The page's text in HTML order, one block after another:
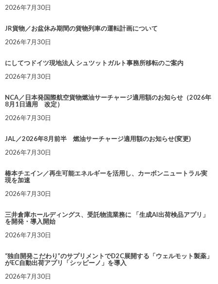
2026年7月30日
JR貨物／お盆休み期間の貨物列車の運転計画について
2026年7月30日
にしてつドイツ現地法人 シュツットガルト事務所移転のご案内
2026年7月30日
NCA／日本発国際航空貨物燃油サーチャージ適用額のお知らせ（2026年
8月1日適用 改定）
2026年7月30日
JAL／2026年8月前半 燃油サーチャージ適用額のお知らせ(変更)
2026年7月30日
椿本チエイン／再生可能エネルギーを活用し、カーボンニュートラル実
現を加速
2026年7月30日
三井倉庫ホールディングス、受託物流業務に 「生成AI出荷検品アプリ」
を開発・導入開始
2026年7月30日
“独自開発こだわり”のサプリメントでD2C展開する「ウェルモット製薬」
がEC自動出荷アプリ「シッピーノ」を導入
2026年7月30日